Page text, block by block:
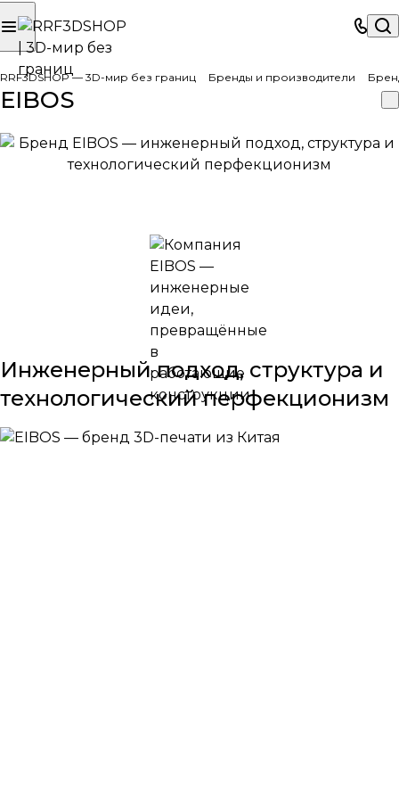
RRF3DSHOP — 3D-мир без границ Бренды и производители
EIBOS
Инженерный подход, структура и
технологический перфекционизм